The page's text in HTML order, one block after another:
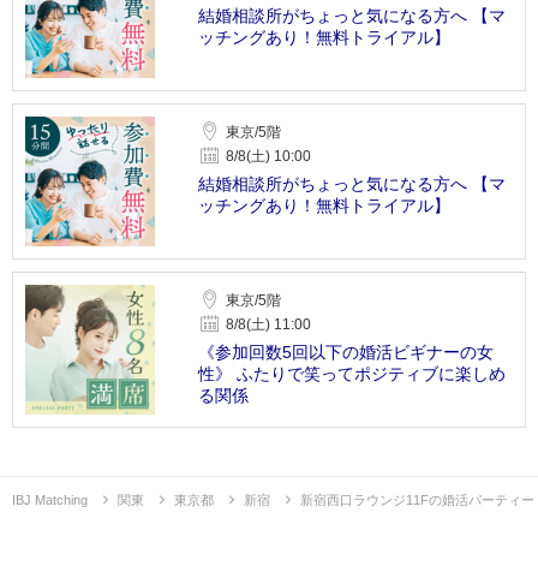
結婚相談所がちょっと気になる方へ 【マ
ッチングあり！無料トライアル】
東京/5階
8/8(土) 10:00
結婚相談所がちょっと気になる方へ 【マ
ッチングあり！無料トライアル】
東京/5階
8/8(土) 11:00
《参加回数5回以下の婚活ビギナーの女
性》 ふたりで笑ってポジティブに楽しめ
る関係
IBJ Matching 関東 東京都 新宿 新宿西口ラウンジ11Fの婚活パーティー